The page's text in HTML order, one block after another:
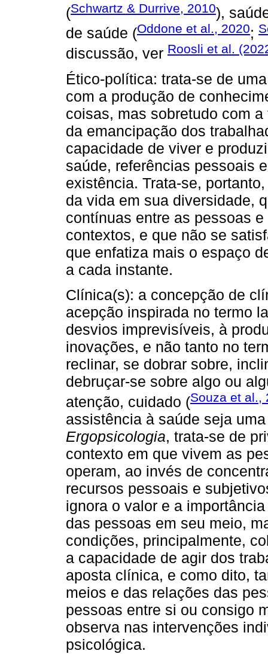
(Schwartz & Durrive, 2010),
de saúde (Oddone et al., 2020;
discussão, ver Roosli et al.
Ético-política: trata-se de
com a produção de
coisas, mas sobretudo com
da emancipação dos
capacidade de viver e
saúde, referências pessoais
existência. Trata-se,
da vida em sua diversidade,
contínuas entre as pessoas
contextos, e que não se
que enfatiza mais o espaço
a cada instante.
Clínica(s): a concepção de
acepção inspirada no termo
desvios imprevisíveis, à
inovações, e não tanto no
reclinar, se dobrar sobre,
debruçar-se sobre algo ou
atenção, cuidado (Souza et al.,
assistência à saúde seja
Ergopsicologia, trata-se de
contexto em que vivem as
operam, ao invés de
recursos pessoais e
ignora o valor e a
das pessoas em seu meio,
condições, principalmente,
a capacidade de agir dos
aposta clínica, e como dito,
meios e das relações das
pessoas entre si ou consigo
observa nas intervenções
psicológica.